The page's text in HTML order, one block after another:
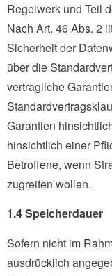
Regelwerk und Teil
Nach Art. 46 Abs. 2
Sicherheit der
über die
vertragliche
Garantien
hinsichtlich einer
Betroffene, wenn
zugreifen wollen.
1.4 Speicherdauer
Sofern nicht im
ausdrücklich